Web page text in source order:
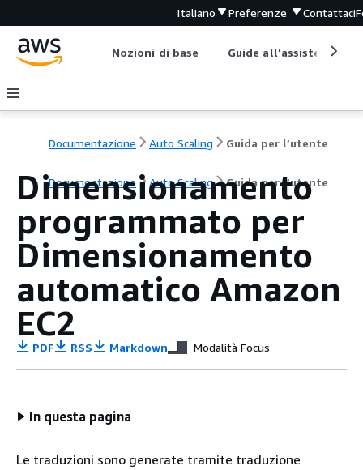
Italiano Preferenze Contattaci
Nozioni di base Guide all'assistenza
Documentazione Auto Scaling Guida per l’utente
Documentazione Auto Scaling Guida per l’utente
Dimensionamento
programmato per
Dimensionamento
automatico Amazon
EC2
PDF RSS Markdown Modalità Focus
In questa pagina
Le traduzioni sono generate tramite traduzione